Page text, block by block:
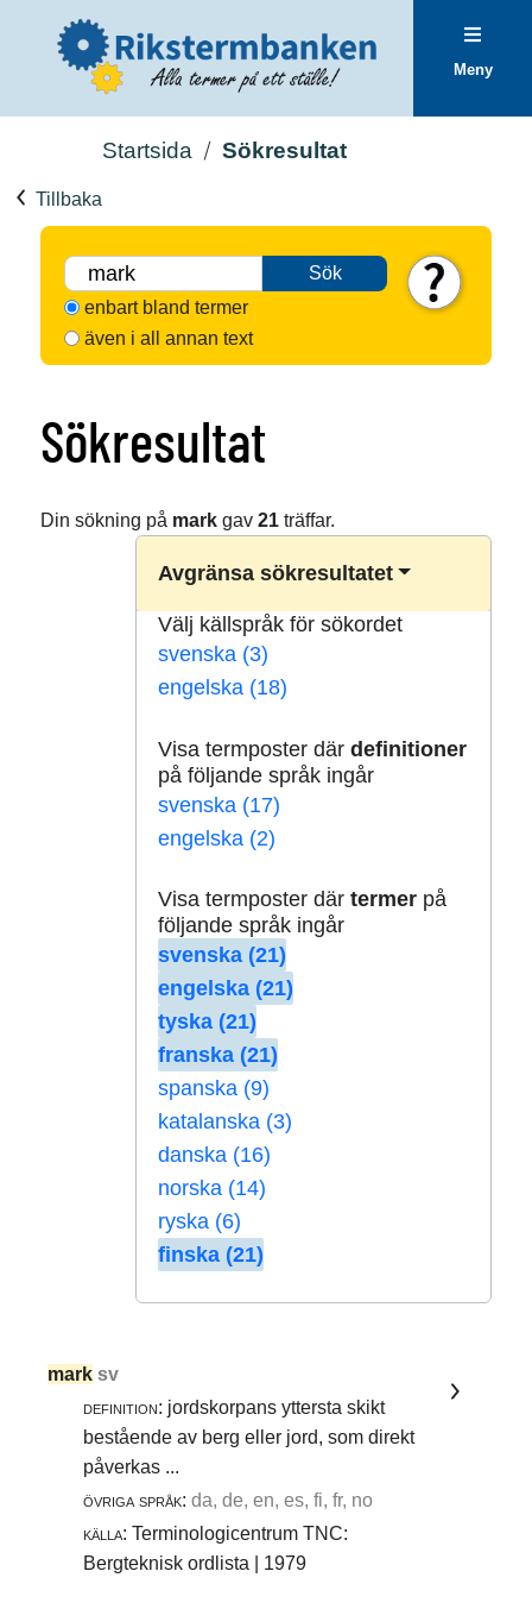
Meny
Startsida Sökresultat
Tillbaka
Sök
enbart bland termer
även i all annan text
Sökresultat
Din sökning på markgav 21träffar.
Avgränsa sökresultatet
Välj källspråk för sökordet
svenska (3)
engelska (18)
Visa termposter där definitioner
på följande språk ingår
svenska (17)
engelska (2)
Visa termposter där termerpå
följande språk ingår
svenska (21)
engelska (21)
tyska (21)
franska (21)
spanska (9)
katalanska (3)
danska (16)
norska (14)
ryska (6)
finska (21)
mark sv
definition: jordskorpans yttersta skikt
bestående av berg eller jord, som direkt
påverkas ...
övriga språk: da, de, en, es, fi, fr, no
källa: Terminologicentrum TNC:
Bergteknisk ordlista | 1979